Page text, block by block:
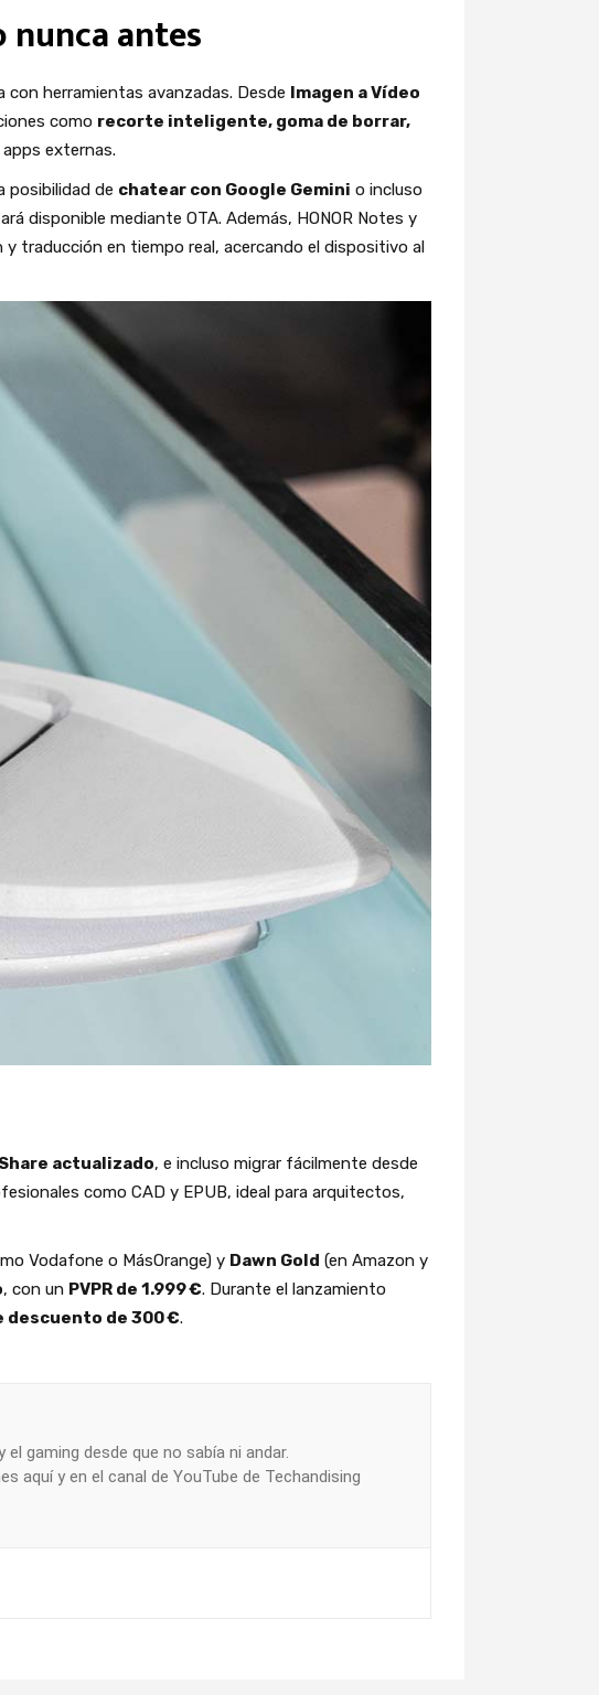
antes
herramientas avanzadas. Desde Imagen a Vídeo
como recorte inteligente, goma de borrar,
externas.
posibilidad de chatear con Google Gemini o incluso
disponible mediante OTA. Además, HONOR Notes y
traducción en tiempo real, acercando el dispositivo al
Share actualizado, e incluso migrar fácilmente desde
como CAD y EPUB, ideal para arquitectos,
Vodafone o MásOrange) y Dawn Gold (en Amazon y
, con un PVPR de 1.999 €. Durante el lanzamiento
descuento de 300 €.
gaming desde que no sabía ni andar.
aquí y en el canal de YouTube de Techandising